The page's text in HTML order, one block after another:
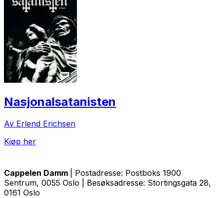
Nasjonalsatanisten
Av Erlend Erichsen
Kjøp her
Cappelen Damm
| Postadresse: Postboks 1900
Sentrum, 0055 Oslo | Besøksadresse: Stortingsgata 28,
0161 Oslo